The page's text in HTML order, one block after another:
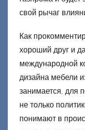
свой рычаг
Как
хороший друг и
международной
дизайна мебели
занимается, для
не только
понимают в